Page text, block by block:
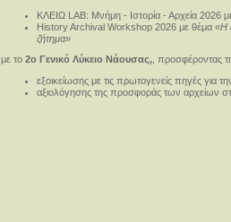
ΚΛΕΙΩ LAB: Μνήμη - Ιστορία - Αρχεία 2026
History Archival Workshop 2026 με θέμα «Η
ζήτημα»
με το 2ο Γενικό Λύκειο Νάουσας, , προσφέροντας
εξοικείωσης με τις πρωτογενείς πηγές για
αξιολόγησης της προσφοράς των αρχείων